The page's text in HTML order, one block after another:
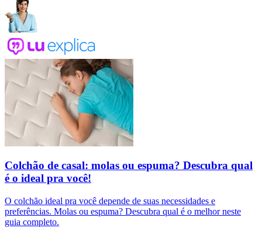
Colchão de casal: molas ou espuma? Descubra qual
é o ideal pra você!
O colchão ideal pra você depende de suas necessidades e
preferências. Molas ou espuma? Descubra qual é o melhor neste
guia completo.